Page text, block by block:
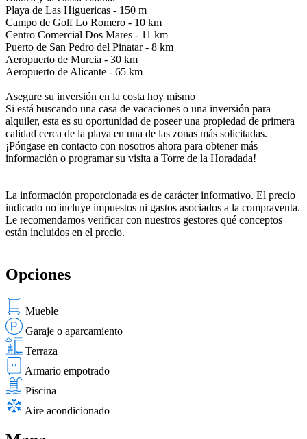
Playa de Las Higuericas - 150 m
Campo de Golf Lo Romero - 10 km
Centro Comercial Dos Mares - 11 km
Puerto de San Pedro del Pinatar - 8 km
Aeropuerto de Murcia - 30 km
Aeropuerto de Alicante - 65 km
Asegure su inversión en la costa hoy mismo
Si está buscando una casa de vacaciones o una inversión para
alquiler, esta es su oportunidad de poseer una propiedad de primera
calidad cerca de la playa en una de las zonas más solicitadas.
¡Póngase en contacto con nosotros ahora para obtener más
información o programar su visita a Torre de la Horadada!
La información proporcionada es de carácter informativo. El precio
indicado no incluye impuestos ni gastos asociados a la compraventa.
Le recomendamos verificar con nuestros gestores qué conceptos
están incluidos en el precio.
Opciones
Mueble
Garaje o aparcamiento
Terraza
Armario empotrado
Piscina
Aire acondicionado